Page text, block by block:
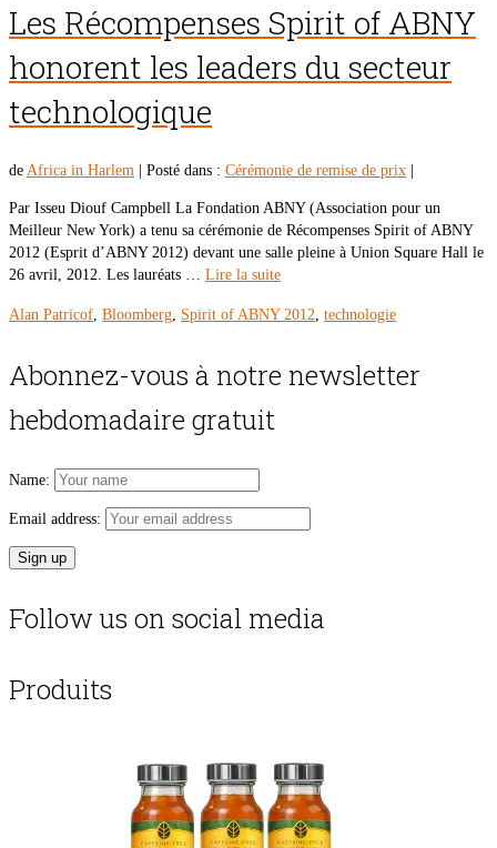
Les Récompenses Spirit of ABNY
honorent les leaders du secteur
technologique
de Africa in Harlem Posté dans : Cérémonie de remise de prix
Par Isseu Diouf Campbell La Fondation ABNY (Association pour un
Meilleur New York) a tenu sa cérémonie de Récompenses Spirit of ABNY
2012 (Esprit d’ABNY 2012) devant une salle pleine à Union Square Hall le
26 avril, 2012. Les lauréats … Lire la suite
Alan Patricof, Bloomberg, Spirit of ABNY 2012, technologie
Abonnez-vous à notre newsletter
hebdomadaire gratuit
Name:
Email address:
Follow us on social media
Produits